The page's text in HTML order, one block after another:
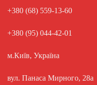
+380 (68) 559-13-60
+380 (95) 044-42-01
м.Київ, Україна
вул. Панаса Мирного, 28а